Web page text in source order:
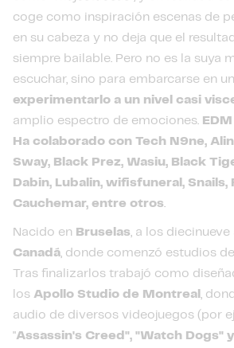
coge como inspiración escenas de
en su cabeza y no deja que el
siempre bailable. Pero no es la suya
escuchar, sino para embarcarse en un
experimentarlo a un nivel casi
amplio espectro de emociones.
Ha colaborado con Tech N9ne,
Sway, Black Prez, Wasiu, Black
Dabin, Lubalin, wifisfuneral, Snails,
Cauchemar, entre otros.
Nacido en Bruselas, a los diecinueve
Canadá, donde comenzó estudios
Tras finalizarlos trabajó como
los Apollo Studio de Montreal ,
audio de diversos videojuegos (por
"Assassin's Creed", "Watch Dogs"